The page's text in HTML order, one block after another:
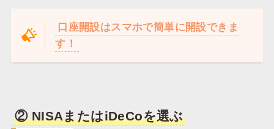
口座開設はスマホで簡単に開設できま
す！
② NISAまたはiDeCoを選ぶ